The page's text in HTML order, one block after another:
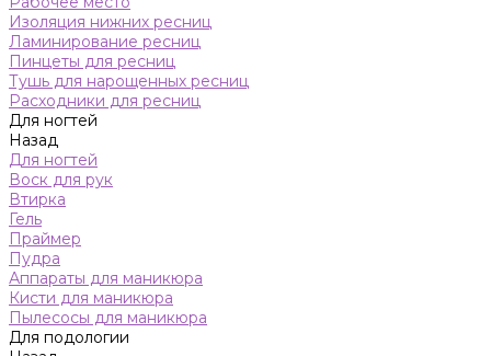
Изоляция нижних ресниц
Ламинирование ресниц
Пинцеты для ресниц
Тушь для нарощенных ресниц
Расходники для ресниц
Для ногтей
Назад
Для ногтей
Воск для рук
Втирка
Гель
Праймер
Пудра
Аппараты для маникюра
Кисти для маникюра
Пылесосы для маникюра
Для подологии